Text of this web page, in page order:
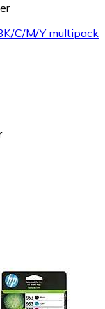
C/M/Y multipack